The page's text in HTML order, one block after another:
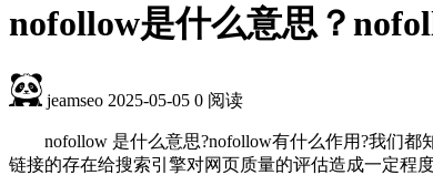
nofollow是什么意思？
jeamseo 2025-05-05 0 阅读
nofollow 是什么意思?nofollow有什么作用?我们都
链接的存在给搜索引擎对网页质量的评估造成一定程